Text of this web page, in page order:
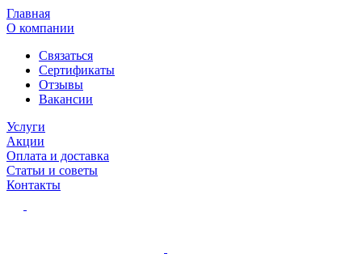
Главная
О компании
Связаться
Сертификаты
Отзывы
Вакансии
Услуги
Акции
Оплата и доставка
Статьи и советы
Контакты